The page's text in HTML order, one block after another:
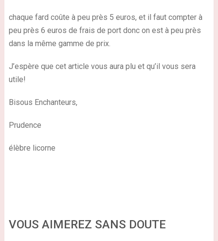
chaque fard coûte à peu près 5 euros, et il faut compter à
peu près 6 euros de frais de port donc on est à peu près
dans la même gamme de prix.
J’espère que cet article vous aura plu et qu’il vous sera
utile!
Bisous Enchanteurs,
Prudence
élèbre licorne
VOUS AIMEREZ SANS DOUTE